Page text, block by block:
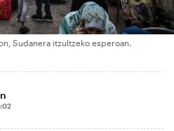
Sudanera itzultzeko esperoan.